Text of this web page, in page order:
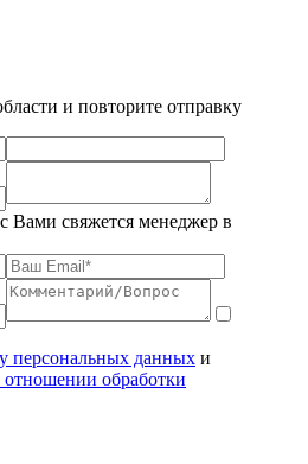
и повторите отправку
Вами свяжется менеджер в
персональных данных и
обработки